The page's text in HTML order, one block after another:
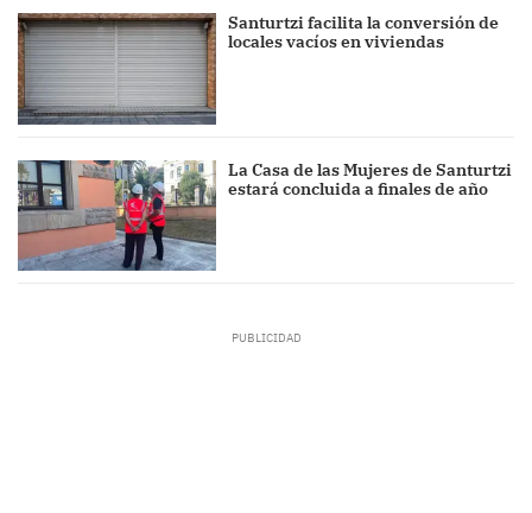
Santurtzi facilita la conversión de
locales vacíos en viviendas
La Casa de las Mujeres de Santurtzi
estará concluida a finales de año